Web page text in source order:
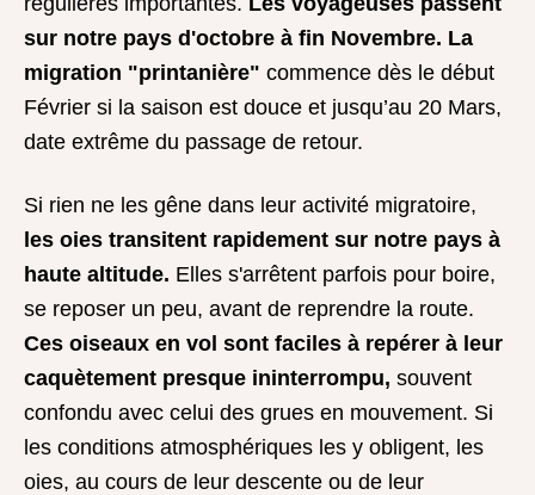
sur notre pays d'octobre à fin Novembre. La
migration "printanière" commence dès le début
Février si la saison est douce et jusqu’au 20 Mars,
date extrême du passage de retour.
Si rien ne les gêne dans leur activité migratoire,
les oies transitent rapidement sur notre pays à
haute altitude. Elles s'arrêtent parfois pour boire,
se reposer un peu, avant de reprendre la route.
Ces oiseaux en vol sont faciles à repérer à leur
caquètement presque ininterrompu, souvent
confondu avec celui des grues en mouvement. Si
les conditions atmosphériques les y obligent, les
oies, au cours de leur descente ou de leur